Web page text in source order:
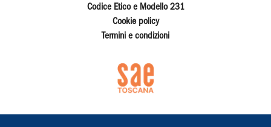
Codice Etico e Modello 231
Cookie policy
Termini e condizioni